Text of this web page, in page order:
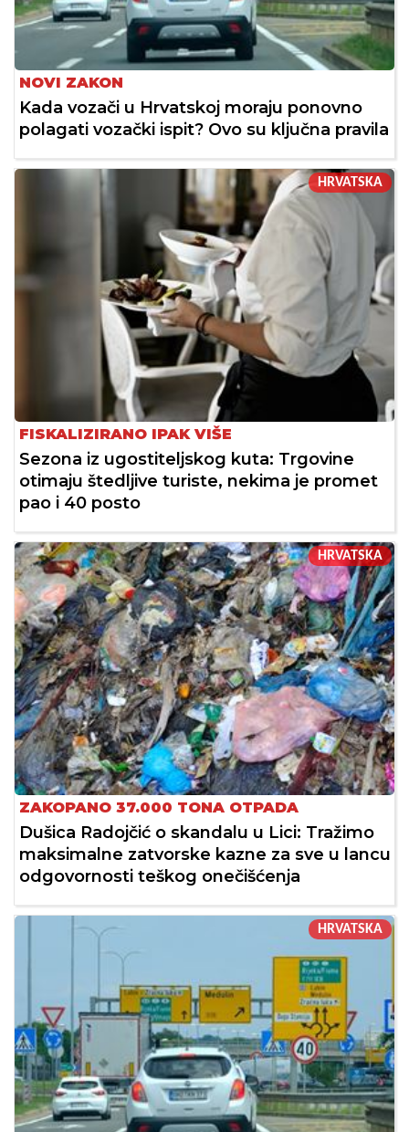
NOVI ZAKON
Kada vozači u Hrvatskoj moraju ponovno
polagati vozački ispit? Ovo su ključna pravila
HRVATSKA
FISKALIZIRANO IPAK VIŠE
Sezona iz ugostiteljskog kuta: Trgovine
otimaju štedljive turiste, nekima je promet
pao i 40 posto
HRVATSKA
ZAKOPANO 37.000 TONA OTPADA
Dušica Radojčić o skandalu u Lici: Tražimo
maksimalne zatvorske kazne za sve u lancu
odgovornosti teškog onečišćenja
HRVATSKA